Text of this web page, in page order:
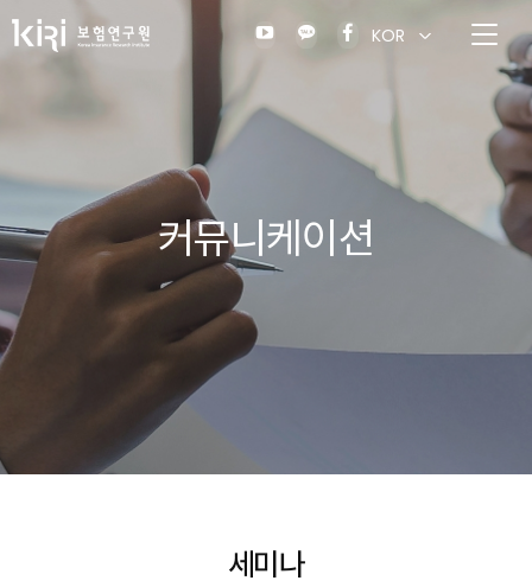
KOR
커뮤니케이션
세미나